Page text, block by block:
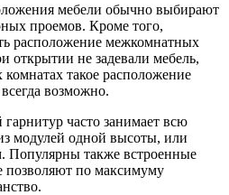
мебели обычно выбирают
проемов. Кроме того,
расположение межкомнатных
открытии не задевали мебель,
такое расположение
возможно.
часто занимает всю
модулей одной высоты, или
Популярны также встроенные
по максимуму